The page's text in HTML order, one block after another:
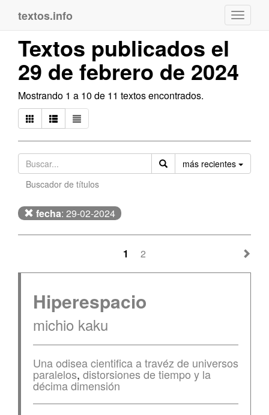
textos.info
Textos publicados el
29 de febrero de 2024
Mostrando 1 a 10 de 11 textos encontrados.
más recientes
Buscador de títulos
fecha: 29-02-2024
1 2
Hiperespacio
michio kaku
Una odisea cientifica a travéz de universos
paralelos, distorsiones de tiempo y la
décima dimensión